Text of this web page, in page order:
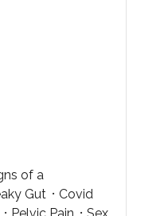
of a
Gut
Covid